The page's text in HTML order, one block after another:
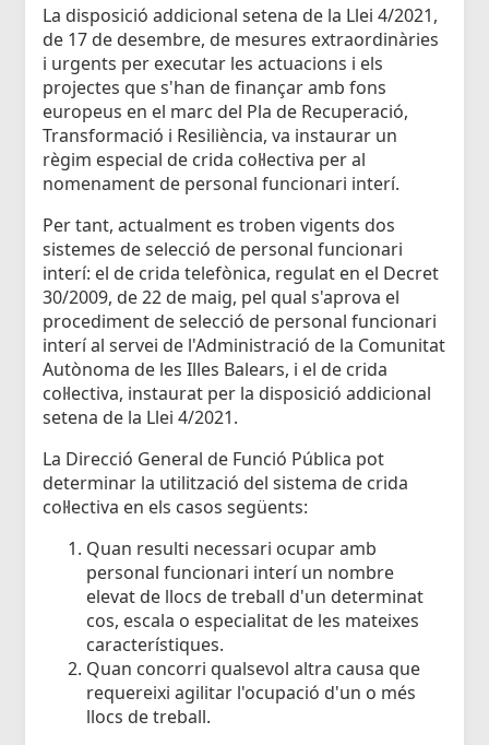
La disposició addicional setena de la Llei 4/2021,
de 17 de desembre, de mesures extraordinàries
i urgents per executar les actuacions i els
projectes que s'han de finançar amb fons
europeus en el marc del Pla de Recuperació,
Transformació i Resiliència, va instaurar un
règim especial de crida col·lectiva per al
nomenament de personal funcionari interí.
Per tant, actualment es troben vigents dos
sistemes de selecció de personal funcionari
interí: el de crida telefònica, regulat en el Decret
30/2009, de 22 de maig, pel qual s'aprova el
procediment de selecció de personal funcionari
interí al servei de l'Administració de la Comunitat
Autònoma de les Illes Balears, i el de crida
col·lectiva, instaurat per la disposició addicional
setena de la Llei 4/2021.
La Direcció General de Funció Pública pot
determinar la utilització del sistema de crida
col·lectiva en els casos següents:
Quan resulti necessari ocupar amb
personal funcionari interí un nombre
elevat de llocs de treball d'un determinat
cos, escala o especialitat de les mateixes
característiques.
Quan concorri qualsevol altra causa que
requereixi agilitar l'ocupació d'un o més
llocs de treball.